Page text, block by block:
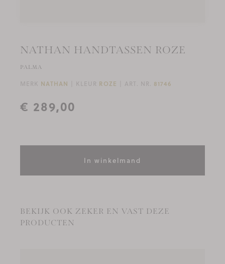
NATHAN HANDTASSEN ROZE
PALMA
MERK NATHAN KLEUR ROZE ART. NR. 81746
€ 289,00
In winkelmand
BEKIJK OOK ZEKER EN VAST DEZE
PRODUCTEN